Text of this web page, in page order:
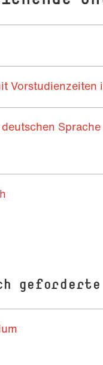
Vorstudienzeiten
Sprache
geforderte